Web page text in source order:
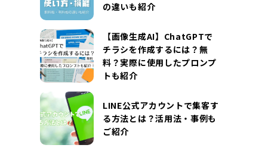
の違いも紹介
【画像生成AI】ChatGPTで
チラシを作成するには？無
料？実際に使用したプロンプ
トも紹介
LINE公式アカウントで集客す
る方法とは？活用法・事例も
ご紹介